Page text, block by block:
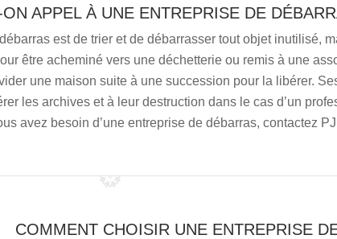
APPEL À UNE ENTREPRISE DE
est de trier et de débarrasser tout objet inutilisé,
être acheminé vers une déchetterie ou remis à une
une maison suite à une succession pour la libérer.
les archives et à leur destruction dans le cas d’un
avez besoin d’une entreprise de débarras, contactez PJ
COMMENT CHOISIR UNE ENTREPRISE